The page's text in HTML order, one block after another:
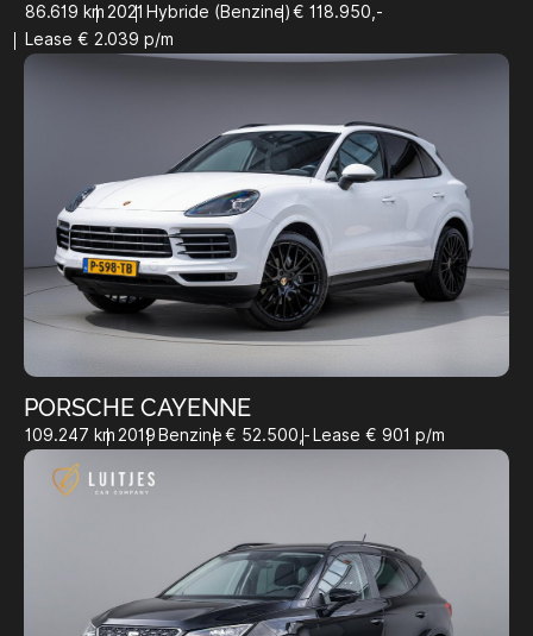
86.619 km 2021 Hybride (Benzine)€ 118.950,-
Lease € 2.039 p/m
PORSCHE CAYENNE
109.247 km 2019 Benzine€ 52.500,- Lease € 901 p/m